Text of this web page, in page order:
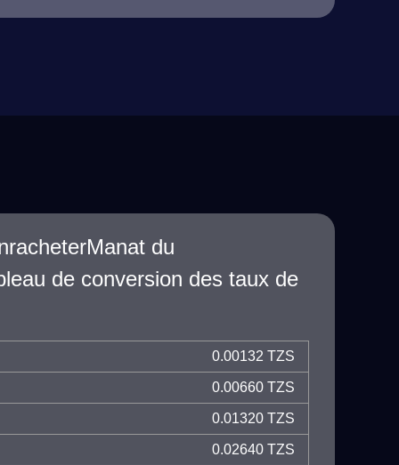
du
de conversion des taux de
0.00132 TZS
0.00660 TZS
0.01320 TZS
0.02640 TZS